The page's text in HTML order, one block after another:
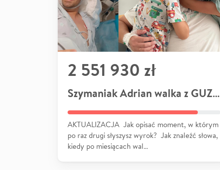
2 551 930 zł
Szymaniak Adrian walka z GUZEM
AKTUALIZACJA Jak opisać moment, w którym
po raz drugi słyszysz wyrok? Jak znaleźć słowa,
kiedy po miesiącach wal…